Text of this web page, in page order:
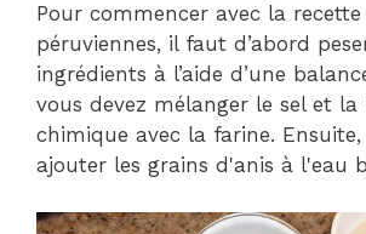
Pour commencer avec la
péruviennes, il faut d’abord
ingrédients à l’aide d’une
vous devez mélanger le sel et la
chimique avec la farine. Ensuite,
ajouter les grains d'anis à l'eau